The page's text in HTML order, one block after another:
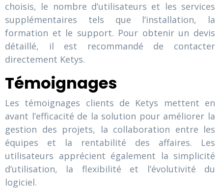
choisis, le nombre d’utilisateurs et les services
supplémentaires tels que l’installation, la
formation et le support. Pour obtenir un devis
détaillé, il est recommandé de contacter
directement Ketys.
Témoignages
Les témoignages clients de Ketys mettent en
avant l’efficacité de la solution pour améliorer la
gestion des projets, la collaboration entre les
équipes et la rentabilité des affaires. Les
utilisateurs apprécient également la simplicité
d’utilisation, la flexibilité et l’évolutivité du
logiciel.